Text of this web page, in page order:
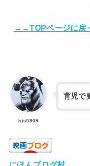
→→TOPページに戻
his0809
育児で